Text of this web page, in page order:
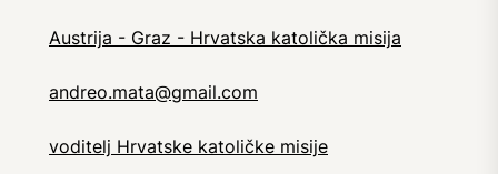
Austrija - Graz - Hrvatska katolička misija
andreo.mata@gmail.com
voditelj Hrvatske katoličke misije